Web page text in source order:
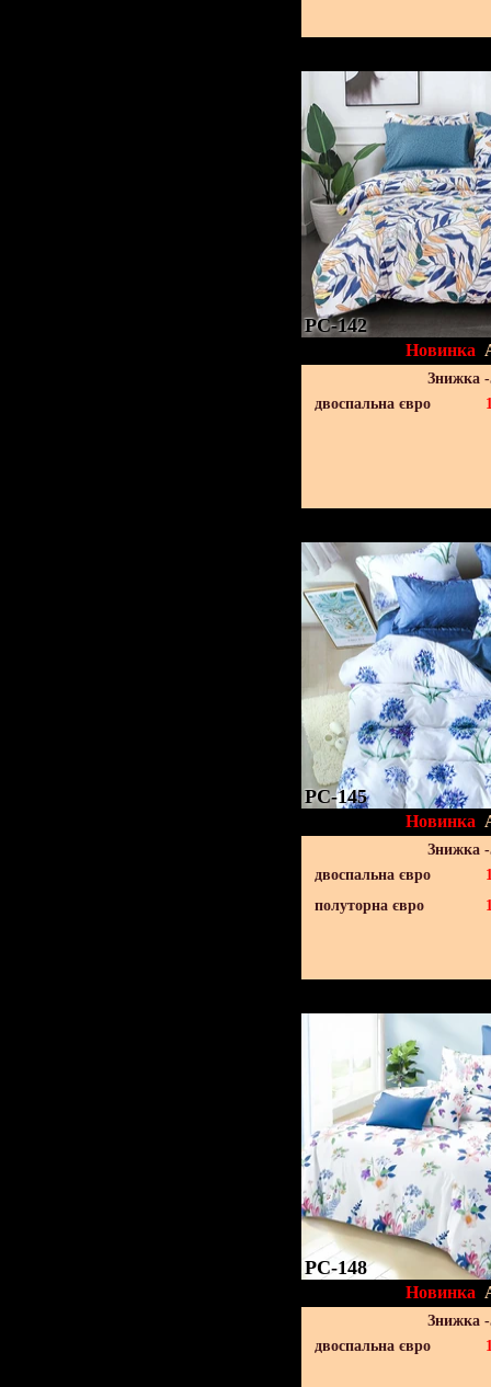
PC-142
Новинка
Знижка
двоспальна євро
PC-145
Новинка
Знижка
двоспальна євро
полуторна євро
PC-148
Новинка
Знижка
двоспальна євро